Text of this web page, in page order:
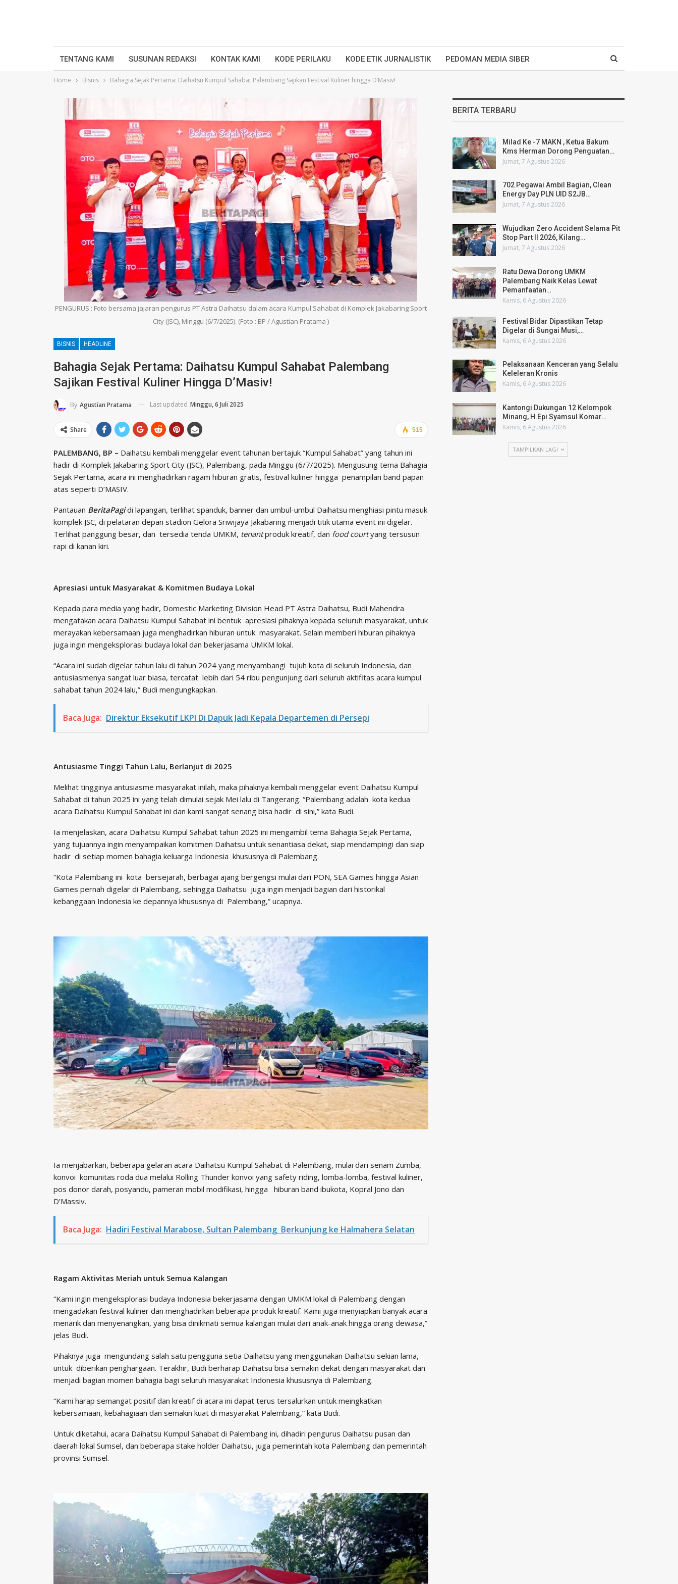
TENTANG KAMI SUSUNAN REDAKSI KONTAK KAMI KODE PERILAKU KODE ETIK JURNALISTIK PEDOMAN MEDIA SIBER
Home Bisnis Bahagia Sejak Pertama: Daihatsu Kumpul Sahabat Palembang Sajikan Festival Kuliner hingga D’Masiv!
PENGURUS : Foto bersama jajaran pengurus PT Astra Daihatsu dalam acara Kumpul Sahabat di Komplek Jakabaring Sport
City (JSC), Minggu (6/7/2025). (Foto : BP / Agustian Pratama )
BISNIS HEADLINE
Bahagia Sejak Pertama: Daihatsu Kumpul Sahabat Palembang
Sajikan Festival Kuliner Hingga D’Masiv!
By Agustian Pratama Last updated Minggu, 6 Juli 2025
515
Share
PALEMBANG, BP – Daihatsu kembali menggelar event tahunan bertajuk “Kumpul Sahabat” yang tahun ini
hadir di Komplek Jakabaring Sport City (JSC), Palembang, pada Minggu (6/7/2025). Mengusung tema Bahagia
Sejak Pertama, acara ini menghadirkan ragam hiburan gratis, festival kuliner hingga penampilan band papan
atas seperti D’MASIV.
Pantauan BeritaPagi di lapangan, terlihat spanduk, banner dan umbul-umbul Daihatsu menghiasi pintu masuk
komplek JSC, di pelataran depan stadion Gelora Sriwijaya Jakabaring menjadi titik utama event ini digelar.
Terlihat panggung besar, dan tersedia tenda UMKM, tenantproduk kreatif, dan food courtyang tersusun
rapi di kanan kiri.
Apresiasi untuk Masyarakat & Komitmen Budaya Lokal
Kepada para media yang hadir, Domestic Marketing Division Head PT Astra Daihatsu, Budi Mahendra
mengatakan acara Daihatsu Kumpul Sahabat ini bentuk apresiasi pihaknya kepada seluruh masyarakat, untuk
merayakan kebersamaan juga menghadirkan hiburan untuk masyarakat. Selain memberi hiburan pihaknya
juga ingin mengeksplorasi budaya lokal dan bekerjasama UMKM lokal.
“Acara ini sudah digelar tahun lalu di tahun 2024 yang menyambangi tujuh kota di seluruh Indonesia, dan
antusiasmenya sangat luar biasa, tercatat lebih dari 54 ribu pengunjung dari seluruh aktifitas acara kumpul
sahabat tahun 2024 lalu,” Budi mengungkapkan.
Baca Juga: Direktur Eksekutif LKPI Di Dapuk Jadi Kepala Departemen di Persepi
Antusiasme Tinggi Tahun Lalu, Berlanjut di 2025
Melihat tingginya antusiasme masyarakat inilah, maka pihaknya kembali menggelar event Daihatsu Kumpul
Sahabat di tahun 2025 ini yang telah dimulai sejak Mei lalu di Tangerang. “Palembang adalah kota kedua
acara Daihatsu Kumpul Sahabat ini dan kami sangat senang bisa hadir di sini,” kata Budi.
Ia menjelaskan, acara Daihatsu Kumpul Sahabat tahun 2025 ini mengambil tema Bahagia Sejak Pertama,
yang tujuannya ingin menyampaikan komitmen Daihatsu untuk senantiasa dekat, siap mendampingi dan siap
hadir di setiap momen bahagia keluarga Indonesia khususnya di Palembang.
“Kota Palembang ini kota bersejarah, berbagai ajang bergengsi mulai dari PON, SEA Games hingga Asian
Games pernah digelar di Palembang, sehingga Daihatsu juga ingin menjadi bagian dari historikal
kebanggaan Indonesia ke depannya khususnya di Palembang,” ucapnya.
Ia menjabarkan, beberapa gelaran acara Daihatsu Kumpul Sahabat di Palembang, mulai dari senam Zumba,
konvoi komunitas roda dua melalui Rolling Thunder konvoi yang safety riding, lomba-lomba, festival kuliner,
pos donor darah, posyandu, pameran mobil modifikasi, hingga hiburan band ibukota, Kopral Jono dan
D’Massiv.
Baca Juga: Hadiri Festival Marabose, Sultan Palembang Berkunjung ke Halmahera Selatan
Ragam Aktivitas Meriah untuk Semua Kalangan
“Kami ingin mengeksplorasi budaya Indonesia bekerjasama dengan UMKM lokal di Palembang dengan
mengadakan festival kuliner dan menghadirkan beberapa produk kreatif. Kami juga menyiapkan banyak acara
menarik dan menyenangkan, yang bisa dinikmati semua kalangan mulai dari anak-anak hingga orang dewasa,”
jelas Budi.
Pihaknya juga mengundang salah satu pengguna setia Daihatsu yang menggunakan Daihatsu sekian lama,
untuk diberikan penghargaan. Terakhir, Budi berharap Daihatsu bisa semakin dekat dengan masyarakat dan
menjadi bagian momen bahagia bagi seluruh masyarakat Indonesia khususnya di Palembang.
“Kami harap semangat positif dan kreatif di acara ini dapat terus tersalurkan untuk meingkatkan
kebersamaan, kebahagiaan dan semakin kuat di masyarakat Palembang,” kata Budi.
Untuk diketahui, acara Daihatsu Kumpul Sahabat di Palembang ini, dihadiri pengurus Daihatsu pusan dan
daerah lokal Sumsel, dan beberapa stake holder Daihatsu, juga pemerintah kota Palembang dan pemerintah
provinsi Sumsel.
BERITA TERBARU
Milad Ke -7 MAKN , Ketua Bakum
Kms Herman Dorong Penguatan…
Jumat, 7 Agustus 2026
702 Pegawai Ambil Bagian, Clean
Energy Day PLN UID S2JB…
Jumat, 7 Agustus 2026
Wujudkan Zero Accident Selama Pit
Stop Part II 2026, Kilang…
Jumat, 7 Agustus 2026
Ratu Dewa Dorong UMKM
Palembang Naik Kelas Lewat
Pemanfaatan…
Kamis, 6 Agustus 2026
Festival Bidar Dipastikan Tetap
Digelar di Sungai Musi,…
Kamis, 6 Agustus 2026
Pelaksanaan Kenceran yang Selalu
Keleleran Kronis
Kamis, 6 Agustus 2026
Kantongi Dukungan 12 Kelompok
Minang, H.Epi Syamsul Komar…
Kamis, 6 Agustus 2026
TAMPILKAN LAGI